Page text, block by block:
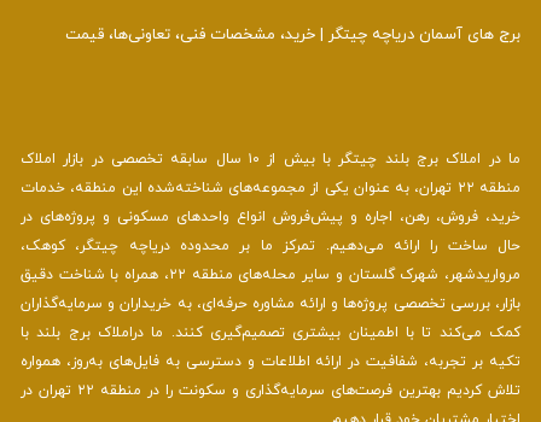
برج‌ های آسمان دریاچه چیتگر | خرید، مشخصات فنی، تعاونی‌ها، قیمت
ما در املاک برج بلند چیتگر با بیش از ۱۰ سال سابقه تخصصی در بازار املاک
منطقه ۲۲ تهران، به عنوان یکی از مجموعه‌های شناخته‌شده این منطقه، خدمات
خرید، فروش، رهن، اجاره و پیش‌فروش انواع واحدهای مسکونی و پروژه‌های در
حال ساخت را ارائه می‌دهیم. تمرکز ما بر محدوده دریاچه چیتگر، کوهک،
مرواریدشهر، شهرک گلستان و سایر محله‌های منطقه ۲۲، همراه با شناخت دقیق
بازار، بررسی تخصصی پروژه‌ها و ارائه مشاوره حرفه‌ای، به خریداران و سرمایه‌گذاران
کمک می‌کند تا با اطمینان بیشتری تصمیم‌گیری کنند. ما دراملاک برج بلند با
تکیه بر تجربه، شفافیت در ارائه اطلاعات و دسترسی به فایل‌های به‌روز، همواره
تلاش کردیم بهترین فرصت‌های سرمایه‌گذاری و سکونت را در منطقه ۲۲ تهران در